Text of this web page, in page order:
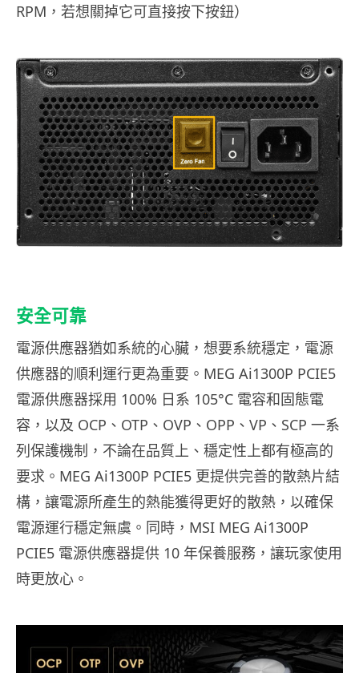
RPM，若想關掉它可直接按下按鈕）
安全可靠
電源供應器猶如系統的心臟，想要系統穩定，電源
供應器的順利運行更為重要。MEG Ai1300P PCIE5
電源供應器採用 100% 日系 105°C 電容和固態電
容，以及 OCP、OTP、OVP、OPP、VP、SCP 一系
列保護機制，不論在品質上、穩定性上都有極高的
要求。MEG Ai1300P PCIE5 更提供完善的散熱片結
構，讓電源所產生的熱能獲得更好的散熱，以確保
電源運行穩定無虞。同時，MSI MEG Ai1300P
PCIE5 電源供應器提供 10 年保養服務，讓玩家使用
時更放心。